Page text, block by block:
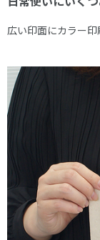
広い印面にカラー印